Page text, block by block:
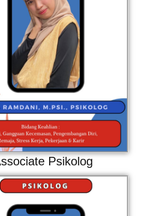
Psikolog